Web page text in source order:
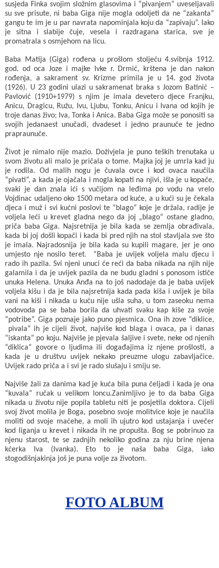
susjeda Finka svojim složnim glasovima i “pivanjem” uveseljavali
su sve prisute, ni baba Giga nije mogla odoljeti da ne “zakanta”
gangu te im je u par navrata napominjala koju da “zapivaju”. Iako
je sitna i slabije čuje, vesela i razdragana starica, sve je
promatrala s osmjehom na licu.
Baba Matija (Giga) rođena u prošlom stoljeću 4.svibnja 1912.
god. od oca Joze i majke Ivke r. Drmić, krštena je dan nakon
rođenja, a sakrament sv. Krizme primila je u 14. god života
(1926). U 23 godini ulazi u sakramenat braka s Jozom Batinić –
Pavlović (1910+1979) s njim je imala devetero djece Franjku,
Anicu, Dragicu, Ružu, Ivu, Ljubu, Tonku, Anicu i Ivana od kojih je
troje danas živo; Iva, Tonka i Anica. Baba Giga može se ponositi sa
svojih jedanaest unučadi, dvadeset i jedno praunuče te jedno
prapraunuče.
Život je nimalo nije mazio. Doživjela je puno teških trenutaka u
svom životu ali malo je pričala o tome. Majka joj je umrla kad ju
je rodila. Od malih nogu je čuvala ovce i kod ovaca naučila
“pivati”, a kada je ojačala i mogla kopati na njivi, išla je u kopače,
svaki je dan znala ići s vučijom na leđima po vodu na vrelo
Vojdinac udaljeno oko 1500 metara od kuće, a u kući su je čekala
djeca i muž i svi kućni poslovi te “blago” koje je držala, radije je
voljela leći u krevet gladna nego da joj „blago“ ostane gladno,
priča baba Giga. Najsretnija je bila kada se zemlja obrađivala,
kada bi joj došli kopači i kada bi pred njih na stol stavljala sve što
je imala. Najradosnija je bila kada su kupili magare, jer je ono
umjesto nje nosilo teret. “Baba je uvijek voljela malu djecu i
rado ih pazila. Svi njeni unuci će reći da baba nikada na njih nije
galamila i da je uvijek pazila da ne budu gladni s ponosom ističe
unuka Helena. Unuka Anđa na to još nadodaje da je baba uvijek
voljela kišu i da je bila najsretnija kada pada kiša i uvijek je bila
vani na kiši i nikada u kuću nije ušla suha, u tom zaseoku nema
vodovoda pa se baba borila da uhvati svaku kap kiše za svoje
“potribe”. Giga poznaje jako puno pjesmica. Ona ih zove “diklice,
pivala“ ih je cijeli život, najviše kod blaga i ovaca, pa i danas
“iskanta” po koju. Najviše je pjevala šaljive i svete, neke od njenih
“diklica” govore o ljudima ili događajima iz njene prošlosti, a
kada je u društvu uvijek nekako preuzme ulogu zabavljačice.
Uvijek rado priča a i svi je rado slušaju i smiju se.
Najviše žali za danima kad je kuća bila puna čeljadi i kada je ona
“kuvala” ručak u velikom loncu.Zanimljivo je to da baba Giga
nikada u životu nije popila tabletu niti je posjetila doktora. Cijeli
svoj život molila je Boga, posebno svoje molitvice koje je naučila
moliti od svoje maćehe, a moli ih ujutro kod ustajanja i uvečer
kod liganja u krevet i nikada ih ne propušta. Bog se pobrinuo za
njenu starost, te se zadnjih nekoliko godina za nju brine njena
kćerka Iva (Ivanka). Eto to je naša baba Giga, iako
stogodišnjakinja još je puna volje za životom.
FOTO ALBUM